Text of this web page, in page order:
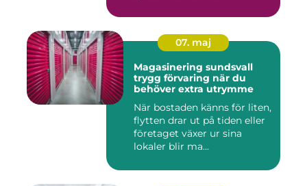
07. maj
Magasinering sundsvall
trygg förvaring när du
behöver extra utrymme
När bostaden känns för liten,
flytten drar ut på tiden eller
företaget växer ur sina
lokaler blir ma...